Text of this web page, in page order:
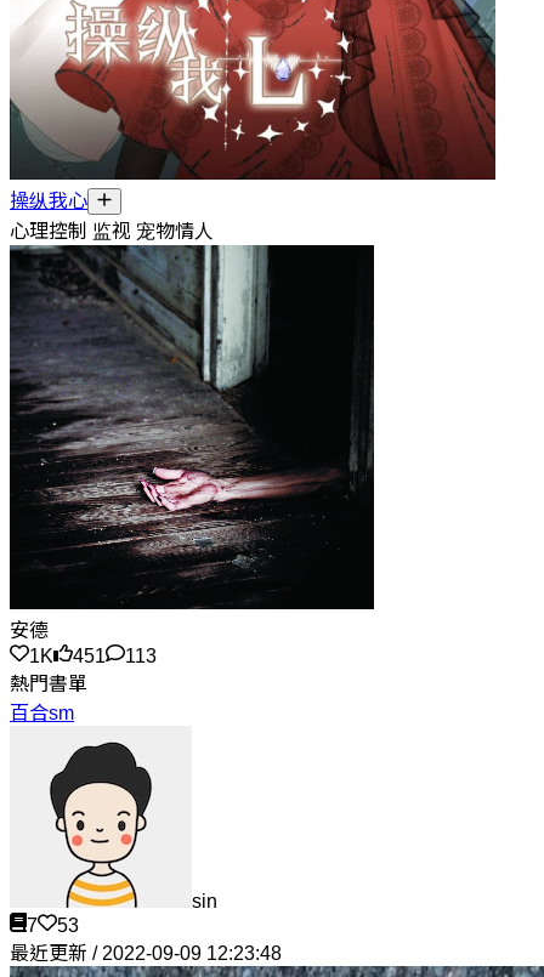
操纵我心
心理控制 监视 宠物情人
安德
1K
451
113
熱門書單
百合sm
sin
7
53
最近更新 / 2022-09-09 12:23:48